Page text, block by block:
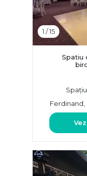
1 /15
Spatiu
Ferdinand,